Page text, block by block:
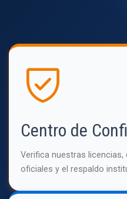
Centro de
Verifica nuestras
oficiales y el respaldo